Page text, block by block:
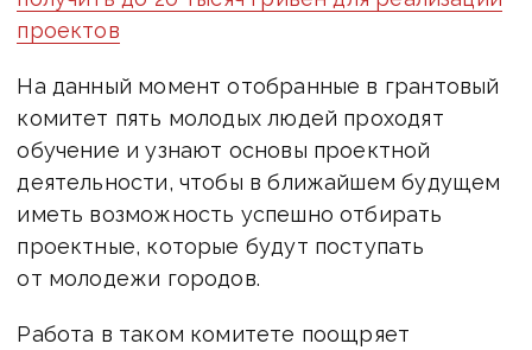
проектов
На данный момент отобранные в грантовый
комитет пять молодых людей проходят
обучение и узнают основы проектной
деятельности, чтобы в ближайшем будущем
иметь возможность успешно отбирать
проектные, которые будут поступать
от молодежи городов.
Работа в таком комитете поощряет